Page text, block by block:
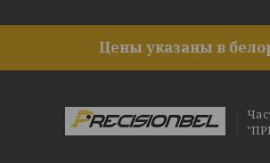
Цены указаны в